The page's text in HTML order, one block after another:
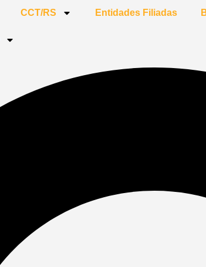
CCT/RS Entidades Filiadas